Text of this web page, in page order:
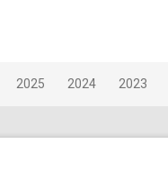
2025 2024 2023